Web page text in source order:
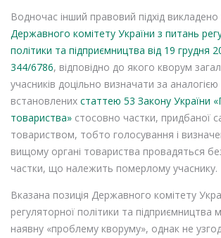
Водночас інший правовий підхід викладено
Державного комітету України з питань
політики та підприємництва від 19 грудня
344/6786, відповідно до якого кворум
учасників доцільно визначати за
встановлених статтею 53 Закону України
товариства» стосовно частки, придбаної
товариством, тобто голосування і
вищому органі товариства провадяться
частки, що належить померлому учаснику.
Вказана позиція Державного комітету
регуляторної політики та підприємництва
наявну «проблему кворуму», однак не